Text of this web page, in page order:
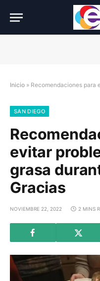
Inicio » Recomendaciones para evitar
SAN DIEGO
evitar
grasa
Gracias
NOVIEMBRE 22, 2022 2 MINS